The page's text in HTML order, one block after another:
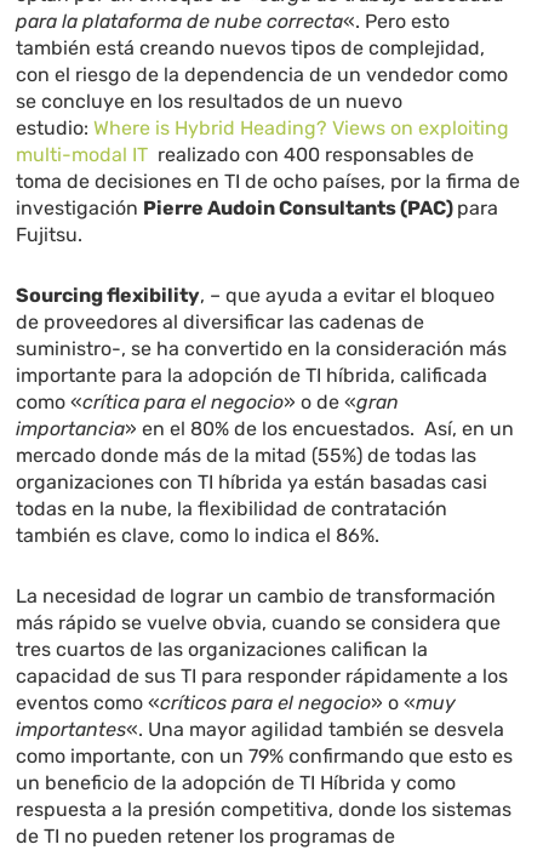
para la plataforma de nube correcta«. Pero esto
también está creando nuevos tipos de complejidad,
con el riesgo de la dependencia de un vendedor como
se concluye en los resultados de un nuevo
estudio:Where is Hybrid Heading? Views on exploiting
multi-modal IT realizado con 400 responsables de
toma de decisiones en TI de ocho países, por la firma de
investigación Pierre Audoin Consultants (PAC) para
Fujitsu.
Sourcing flexibility, – que ayuda a evitar el bloqueo
de proveedores al diversificar las cadenas de
suministro-, se ha convertido en la consideración más
importante para la adopción de TI híbrida, calificada
como «crítica para el negocio» o de «gran
importancia» en el 80% de los encuestados. Así, en un
mercado donde más de la mitad (55%) de todas las
organizaciones con TI híbrida ya están basadas casi
todas en la nube, la flexibilidad de contratación
también es clave, como lo indica el 86%.
La necesidad de lograr un cambio de transformación
más rápido se vuelve obvia, cuando se considera que
tres cuartos de las organizaciones califican la
capacidad de sus TI para responder rápidamente a los
eventos como «críticos para el negocio» o «muy
importantes«. Una mayor agilidad también se desvela
como importante, con un 79% confirmando que esto es
un beneficio de la adopción de TI Híbrida y como
respuesta a la presión competitiva, donde los sistemas
de TI no pueden retener los programas de